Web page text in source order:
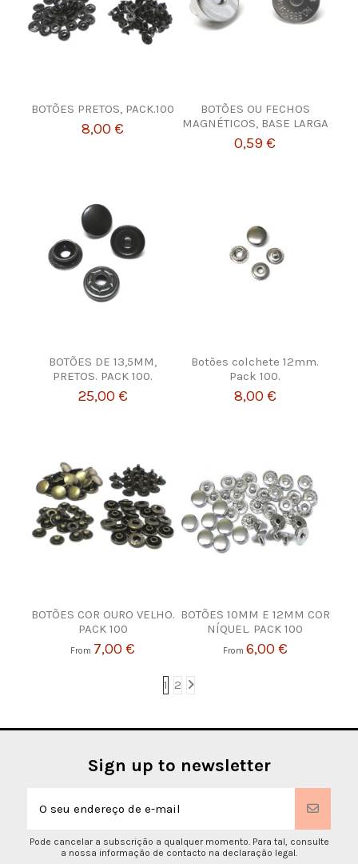
BOTÕES PRETOS, PACK.100
8,00 €
BOTÕES OU FECHOS
MAGNÉTICOS, BASE LARGA
0,59 €
BOTÕES DE 13,5MM,
PRETOS. PACK 100.
25,00 €
Botões colchete 12mm.
Pack 100.
8,00 €
BOTÕES COR OURO VELHO.
PACK 100
From 7,00 €
BOTÕES 10MM E 12MM COR
NÍQUEL. PACK 100
From 6,00 €
1 2
Sign up to newsletter
Pode cancelar a subscrição a qualquer momento. Para tal, consulte
a nossa informação de contacto na declaração legal.